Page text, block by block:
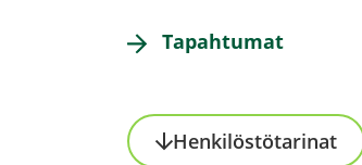
Ta­pah­tu­mat
Hen­ki­lös­tö­ta­ri­nat